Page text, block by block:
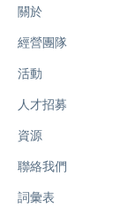
關於
經營團隊
活動
人才招募
資源
聯絡我們
詞彙表